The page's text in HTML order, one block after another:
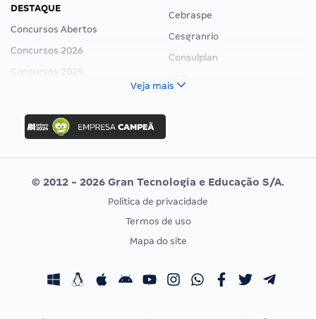
DESTAQUE
Concursos Abertos
Concursos 2026
Concursos 2025
Concurso Nacional Unificado
Concurso Ibama
Concurso MPU
Editais publicados
Cebraspe
Cesgranrio
Consulplan
Vunesp
CONCURSOS POR PROFISSÃO
Concursos Fiscais
EXAME DE ORDEM
Calendário OAB
Veja mais
© 2012 - 2026 Gran Tecnologia e Educação S/A.
Política de privacidade
Termos de uso
Mapa do site